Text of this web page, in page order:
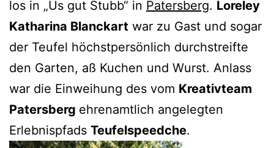
los in „Us gut Stubb“ in Patersberg. Loreley
Katharina Blanckart war zu Gast und sogar
der Teufel höchstpersönlich durchstreifte
den Garten, aß Kuchen und Wurst. Anlass
war die Einweihung des vom Kreativteam
Patersberg ehrenamtlich angelegten
Erlebnispfads Teufelspeedche.